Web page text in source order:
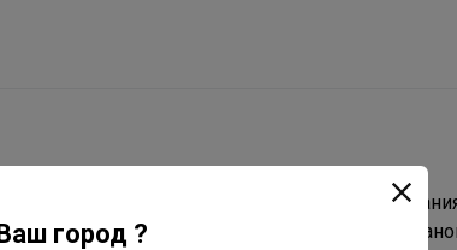
нагрева воды, подходящее для
предназначен для вертикальной
город ?